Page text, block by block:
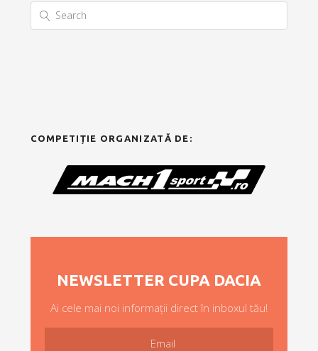
COMPETIȚIE ORGANIZATĂ DE:
NEWSLETTER CUPA DACIA
Ai cele mai noi informații direct în inboxul tău!